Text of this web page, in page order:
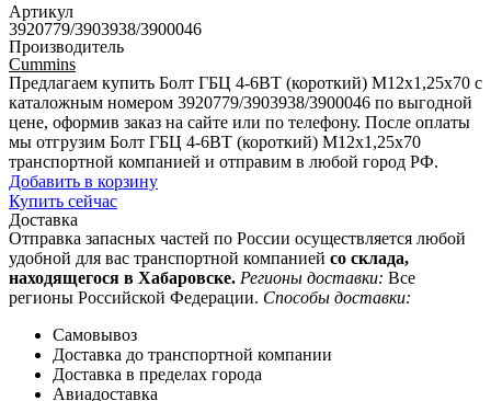
Артикул
3920779/3903938/3900046
Производитель
Cummins
Предлагаем купить Болт ГБЦ 4-6ВТ (короткий) М12х1,25х70 с
каталожным номером 3920779/3903938/3900046 по выгодной
цене, оформив заказ на сайте или по телефону. После оплаты
мы отгрузим Болт ГБЦ 4-6ВТ (короткий) М12х1,25х70
транспортной компанией и отправим в любой город РФ.
Добавить в корзину
Купить сейчас
Доставка
Отправка запасных частей по России осуществляется любой
удобной для вас транспортной компанией со склада,
находящегося в Хабаровске. Регионы доставки: Все
регионы Российской Федерации. Способы доставки:
Самовывоз
Доставка до транспортной компании
Доставка в пределах города
Авиадоставка